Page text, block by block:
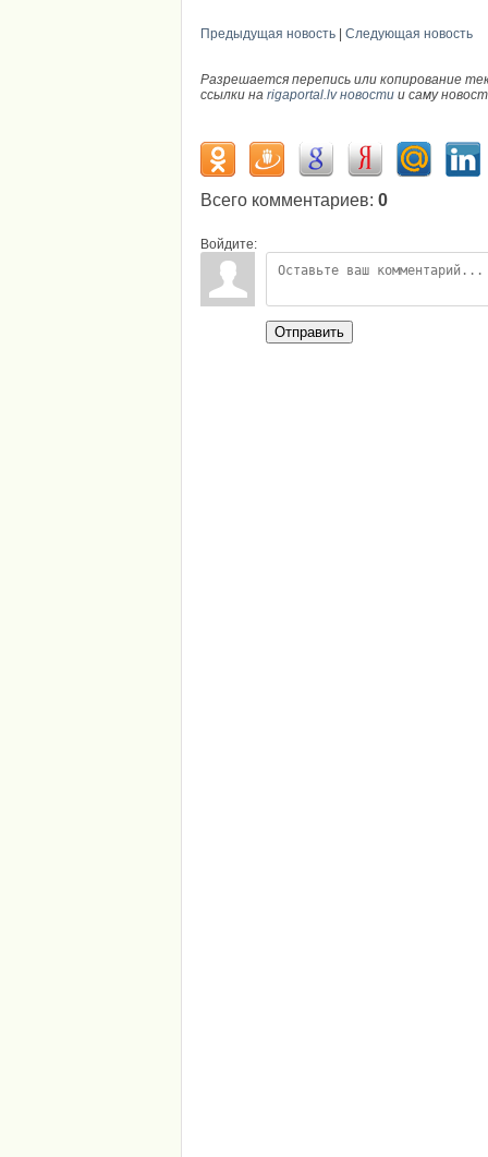
Предыдущая новость Следующая новость
Разрешается перепись или копирование
ссылки на rigaportal.lv новости и саму
Всего комментариев: 0
Войдите:
Отправить